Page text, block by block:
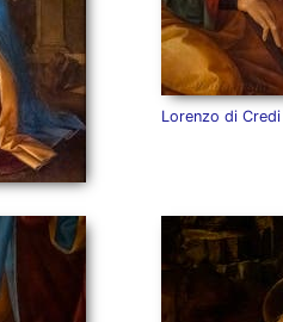
Lorenzo di Credi